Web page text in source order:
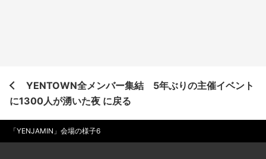
YENTOWN全メンバー集結 5年ぶりの主催イベント
に1300人が湧いた夜 に戻る
「YENJAMIN」会場の様子6